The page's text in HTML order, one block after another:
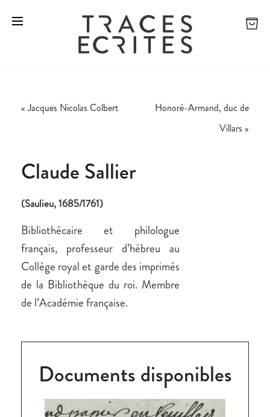
«Jacques Nicolas Colbert
Honoré-Armand, duc de
Villars »
Claude Sallier
(Saulieu, 1685/1761)
Bibliothécaire et philologue
français, professeur d’hébreu au
Collège royal et garde des imprimés
de la Bibliothèque du roi. Membre
de l’Académie française.
Documents disponibles